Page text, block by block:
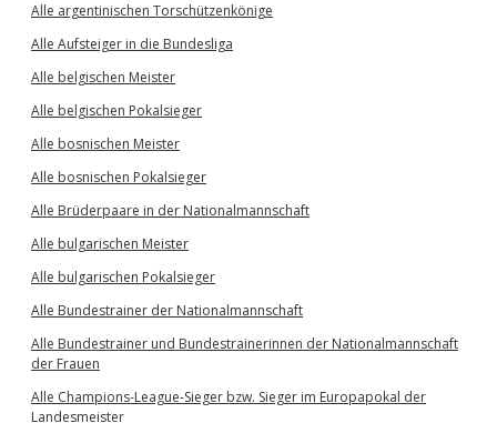
Alle argentinischen Torschützenkönige
Alle Aufsteiger in die Bundesliga
Alle belgischen Meister
Alle belgischen Pokalsieger
Alle bosnischen Meister
Alle bosnischen Pokalsieger
Alle Brüderpaare in der Nationalmannschaft
Alle bulgarischen Meister
Alle bulgarischen Pokalsieger
Alle Bundestrainer der Nationalmannschaft
Alle Bundestrainer und Bundestrainerinnen der Nationalmannschaft
der Frauen
Alle Champions-League-Sieger bzw. Sieger im Europapokal der
Landesmeister